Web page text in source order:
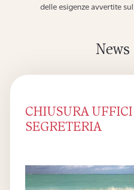
delle esigenze avvertite
News
CHIUSURA UFFICI
SEGRETERIA